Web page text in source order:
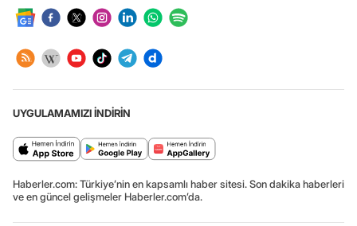
UYGULAMAMIZI İNDİRİN
Haberler.com: Türkiye’nin en kapsamlı haber sitesi. Son dakika haberleri
ve en güncel gelişmeler Haberler.com’da.